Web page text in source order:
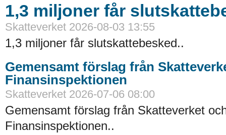
1,3 miljoner får
Skatteverket 2026-08-03 13:55
1,3 miljoner får slutskattebesked..
Gemensamt förslag från
Finansinspektionen
Skatteverket 2026-07-06 08:00
Gemensamt förslag från Skatteverket
Finansinspektionen..